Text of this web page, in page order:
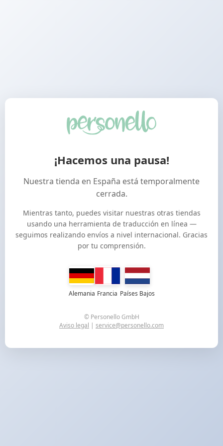
¡Hacemos una pausa!
Nuestra tienda en España está temporalmente
cerrada.
Mientras tanto, puedes visitar nuestras otras tiendas
usando una herramienta de traducción en línea —
seguimos realizando envíos a nivel internacional. Gracias
por tu comprensión.
Alemania Francia Países Bajos
© Personello GmbH
Aviso legal | service@personello.com